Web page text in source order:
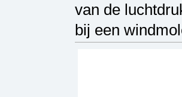
van de
bij een